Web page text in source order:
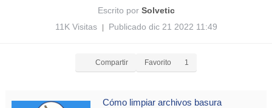
Escrito por Solvetic
11K Visitas
Publicado dic 21 2022 11:49
Compartir Favorito 1
Cómo limpiar archivos basura